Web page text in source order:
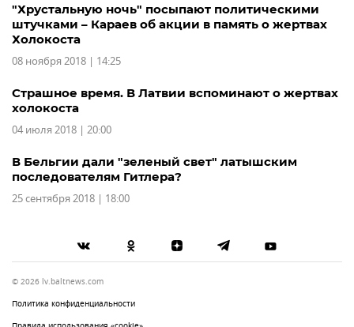
"Хрустальную ночь" посыпают политическими
штучками – Караев об акции в память о жертвах
Холокоста
08 ноября 2018 | 14:25
Страшное время. В Латвии вспоминают о жертвах
холокоста
04 июля 2018 | 20:00
В Бельгии дали "зеленый свет" латышским
последователям Гитлера?
25 сентября 2018 | 18:00
© 2026 lv.baltnews.com
Политика конфиденциальности